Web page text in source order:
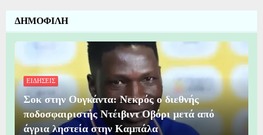
ΔΗΜΟΦΙΛΗ
ΕΙΔΗΣΕΙΣ
Σοκ στην Ουγκάντα: Νεκρός ο διεθνής
ποδοσφαιριστής Ντέιβιντ Οβόρι μετά από
άγρια ληστεία στην Καμπάλα